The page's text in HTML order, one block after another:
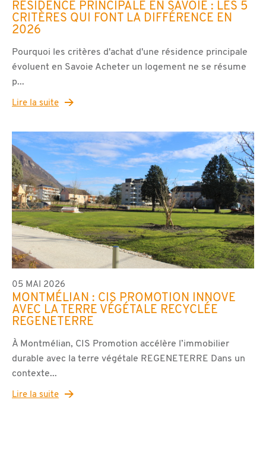
RÉSIDENCE PRINCIPALE EN SAVOIE : LES 5
CRITÈRES QUI FONT LA DIFFÉRENCE EN
2026
Pourquoi les critères d'achat d'une résidence principale
évoluent en Savoie Acheter un logement ne se résume
p...
Lire la suite
05 MAI 2026
MONTMÉLIAN : CIS PROMOTION INNOVE
AVEC LA TERRE VÉGÉTALE RECYCLÉE
REGENETERRE
À Montmélian, CIS Promotion accélère l’immobilier
durable avec la terre végétale REGENETERRE Dans un
contexte...
Lire la suite